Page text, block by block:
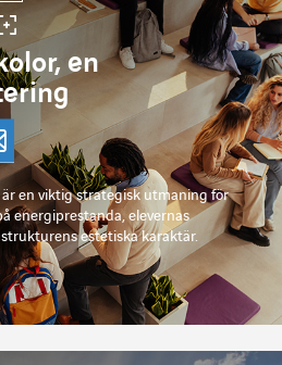
en
Facebook
på Twitter
på
Dela per mejl
en viktig strategisk utmaning för
energiprestanda, elevernas
estetiska karaktär.